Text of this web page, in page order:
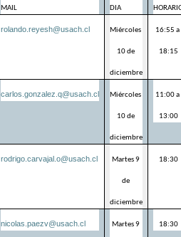
MAIL DIA
rolando.reyesh@usach.cl Miércoles
10 de
diciembre
16:55 a
18:15
carlos.gonzalez.q@usach.cl Miércoles
10 de
diciembre
11:00 a
13:00
rodrigo.carvajal.o@usach.cl Martes 9
de
diciembre
18:30
nicolas.paezv@usach.cl Martes 9 18:30